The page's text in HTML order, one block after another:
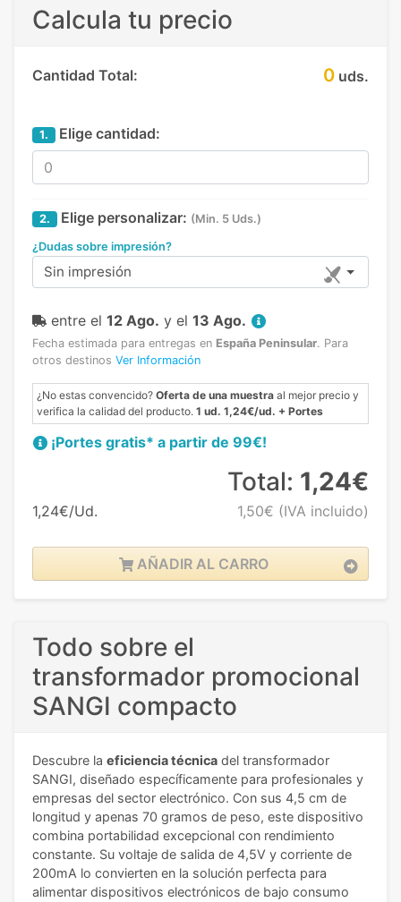
Calcula tu precio
Cantidad Total: 0 uds.
1. Elige cantidad:
2. Elige personalizar: (Min. 5 Uds.)
¿Dudas sobre impresión?
Sin impresión
entre el 12 Ago. y el 13 Ago.
Fecha estimada para entregas en España Peninsular. Para
otros destinos Ver Información
¿No estas convencido? Oferta de una muestra al mejor precio y
verifica la calidad del producto. 1 ud. 1,24€/ud. + Portes
¡Portes gratis* a partir de 99€!
1,24€/Ud.
Total: 1,24€
1,50€ (IVA incluido)
AÑADIR AL CARRO
Todo sobre el
transformador promocional
SANGI compacto
Descubre la eficiencia técnica del transformador
SANGI, diseñado específicamente para profesionales y
empresas del sector electrónico. Con sus 4,5 cm de
longitud y apenas 70 gramos de peso, este dispositivo
combina portabilidad excepcional con rendimiento
constante. Su voltaje de salida de 4,5V y corriente de
200mA lo convierten en la solución perfecta para
alimentar dispositivos electrónicos de bajo consumo